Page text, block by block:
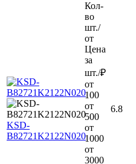
KSD-
B82721K2122N020
Кол-
во
шт./
от
Цена
за
шт./₽
от
100
от
500
от
1000
от
3000
6.8